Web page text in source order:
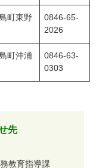
町東野
0846-65-
2026
町沖浦
0846-63-
0303
先
教育指導課